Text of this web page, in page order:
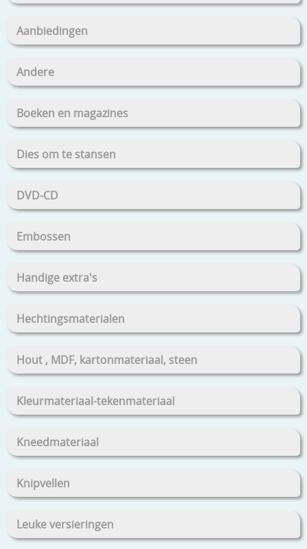
Aanbiedingen
Andere
Boeken en magazines
Dies om te stansen
DVD-CD
Embossen
Handige extra's
Hechtingsmaterialen
Hout , MDF, kartonmateriaal, steen
Kleurmateriaal-tekenmateriaal
Kneedmateriaal
Knipvellen
Leuke versieringen